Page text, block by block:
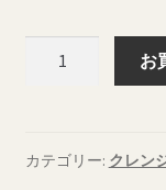
価
格
¥9,900
ン
お
カテゴリー: クレン